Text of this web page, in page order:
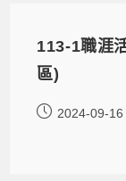
113-1職涯
區)
2024-09-16